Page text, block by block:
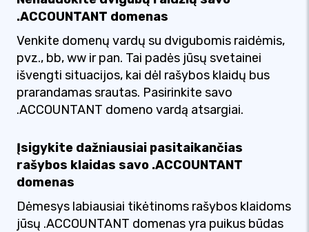
.ACCOUNTANT domenas
Venkite domenų vardų su dvigubomis raidėmis,
pvz., bb, ww ir pan. Tai padės jūsų svetainei
išvengti situacijos, kai dėl rašybos klaidų bus
prarandamas srautas. Pasirinkite savo
.ACCOUNTANT domeno vardą atsargiai.
Įsigykite dažniausiai pasitaikančias
rašybos klaidas savo .ACCOUNTANT
domenas
Dėmesys labiausiai tikėtinoms rašybos klaidoms
jūsų .ACCOUNTANT domenas yra puikus būdas